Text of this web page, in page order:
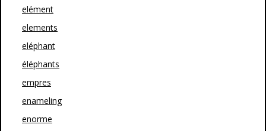
elément
elements
eléphant
éléphants
empres
enameling
enorme